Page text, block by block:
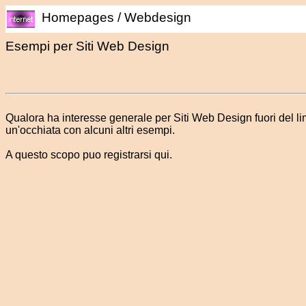
Homepages / Webdesign
Esempi per Siti Web Design
Qualora ha interesse generale per Siti Web Design fuori del
un'occhiata con alcuni altri esempi.
A questo scopo puo registrarsi qui.